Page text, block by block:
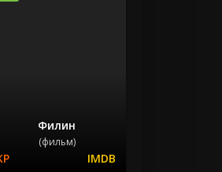
Филин
(фильм)